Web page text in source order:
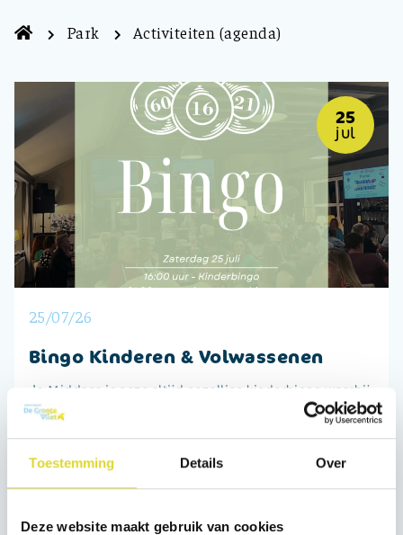
Toestemming Details Over
Deze website maakt gebruik van cookies
Park Activiteiten (agenda)
25/07/26
Bingo Kinderen & Volwassenen
’s-Middags is onze altijd gezellige kinderbingo waarbij
ieder kind iets wint. De kinderbingo is gratis.
’s-Avonds is er bingo voor volwassen met hele mooie
prijzen. € 3,00 per bingokaart en 6 kaarten voor € 15,00.
te reserveren. Wilt u vooraf komen eten? Laat het dan
25
jul